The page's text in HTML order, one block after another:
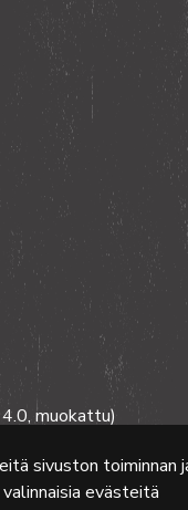
sivuston toiminnan
evästeitä
muokattu)